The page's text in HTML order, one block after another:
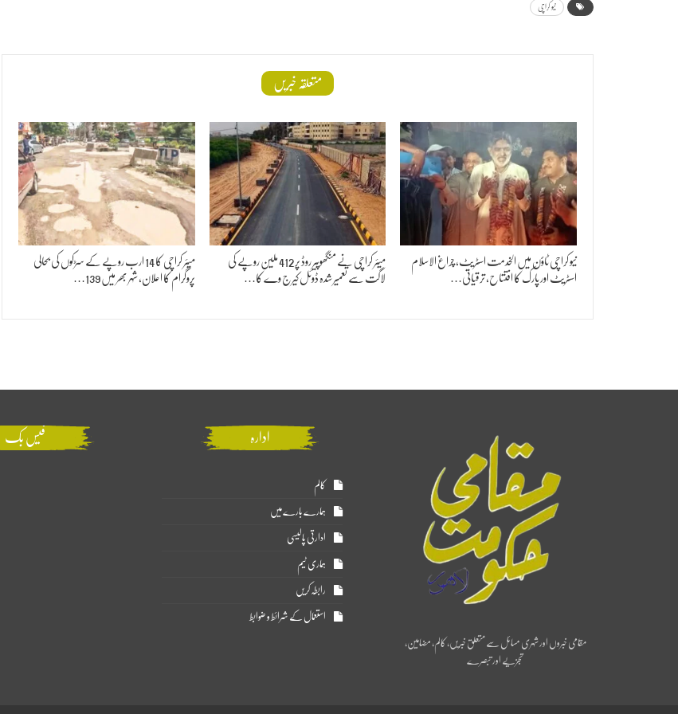
نیو کراچی
متعلقہ خبریں
نیو کراچی ٹاؤن میں الخدمت اسٹریٹ، چراغ الاسلام
اسٹریٹ اور پارک کا افتتاح، ترقیاتی…
میئر کراچی نے منگھوپیر روڈ پر 412 ملین روپے کی
لاگت سے تعمیر شدہ ڈوئل کیرج وے کا…
میئر کراچی کا 14 ارب روپے کے سڑکوں کی بحالی
پروگرام کا اعلان، شہر بھر میں 139…
مقامی خبروں اور شہری مسائل سے متعلق خبریں، کالم، مضامین،
تجزیے اور تبصرے
ادارہ
کالم
ہمارے بارے میں
ادارتی پالیسی
ہماری ٹیم
رابطہ کریں
استعمال کے شرائط و ضوابط
فیس بک